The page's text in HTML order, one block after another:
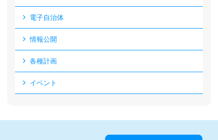
電子自治体
情報公開
各種計画
イベント